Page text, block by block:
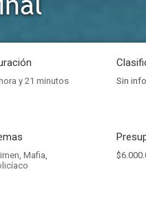
y 21 minutos Sin
, Mafia,